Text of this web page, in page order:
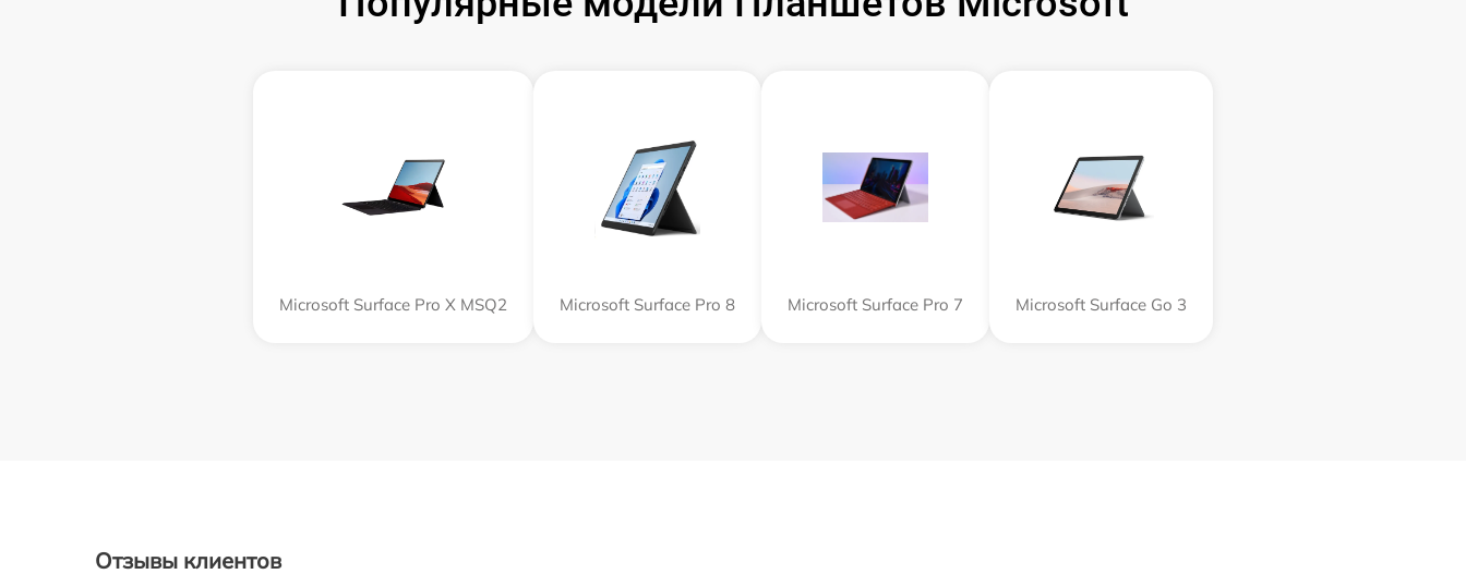
Microsoft Surface Pro X MSQ2 Microsoft Surface Pro 8 Microsoft Surface Pro 7 Microsoft Surface Go 3
Отзывы клиентов